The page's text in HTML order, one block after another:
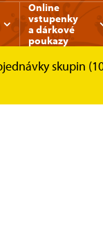
Online
vstupenky
a dárkové
poukazy
skupin
Svitavou Pro